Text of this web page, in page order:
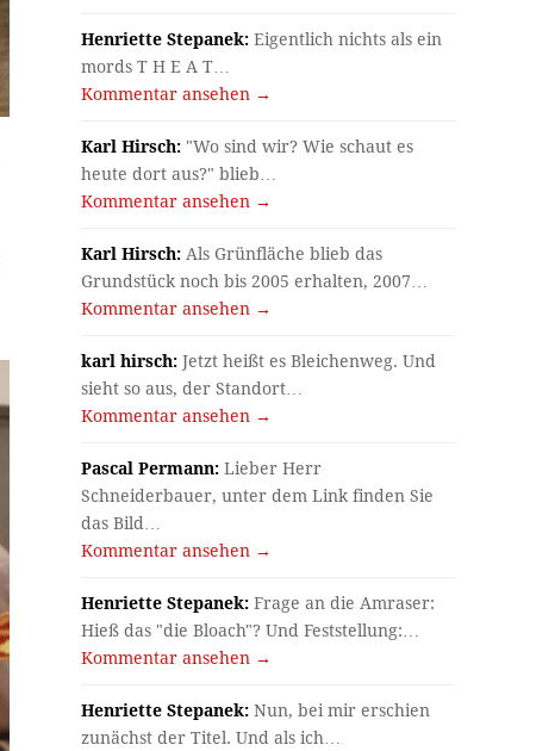
Henriette Stepanek: Eigentlich nichts als ein
mords T H E A T…
Kommentar ansehen →
Karl Hirsch: "Wo sind wir? Wie schaut es
heute dort aus?" blieb…
Kommentar ansehen →
Karl Hirsch: Als Grünfläche blieb das
Grundstück noch bis 2005 erhalten, 2007…
Kommentar ansehen →
karl hirsch: Jetzt heißt es Bleichenweg. Und
sieht so aus, der Standort…
Kommentar ansehen →
Pascal Permann: Lieber Herr
Schneiderbauer, unter dem Link finden Sie
das Bild…
Kommentar ansehen →
Henriette Stepanek: Frage an die Amraser:
Hieß das "die Bloach"? Und Feststellung:…
Kommentar ansehen →
Henriette Stepanek: Nun, bei mir erschien
zunächst der Titel. Und als ich…